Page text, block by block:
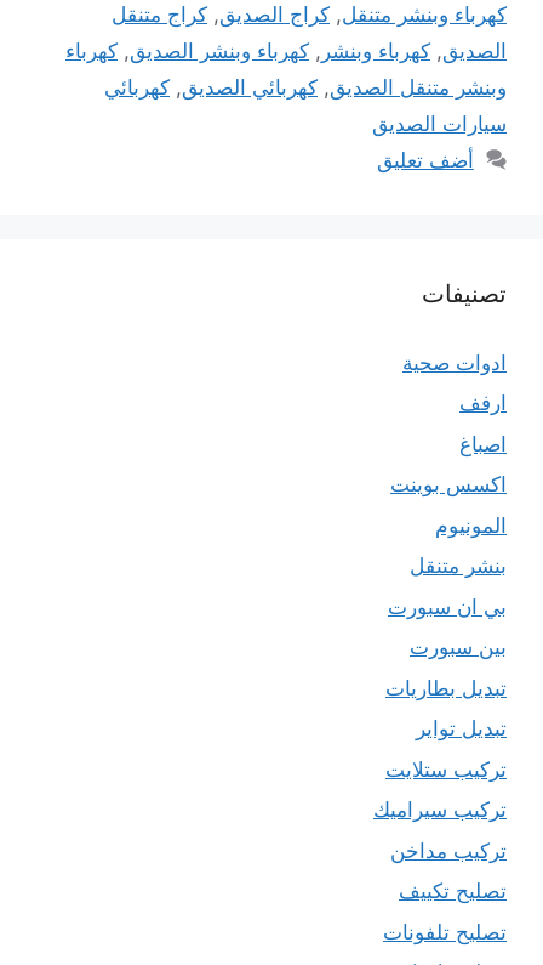
كهرباء وبنشر متنقل, كراج الصديق, كراج متنقل
الصديق, كهرباء وبنشر , كهرباء وبنشر الصديق, كهرباء
وبنشر متنقل الصديق, كهربائي الصديق, كهربائي
سيارات الصديق
أضف تعليق
تصنيفات
ادوات صحية
ارفف
اصباغ
اكسس بوينت
المونيوم
بنشر متنقل
بي ان سبورت
بين سبورت
تبديل بطاريات
تبديل تواير
تركيب ستلايت
تركيب سيراميك
تركيب مداخن
تصليح تكييف
تصليح تلفونات